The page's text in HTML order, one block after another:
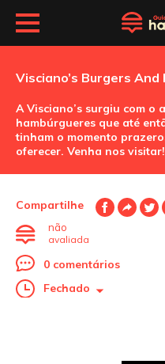
Visciano’s Burgers And
A Visciano’s surgiu com o
hambúrgueres que até
tinham o momento
oferecer. Venha nos visitar!
Compartilhe
não
avaliada
0 comentários
Fechado